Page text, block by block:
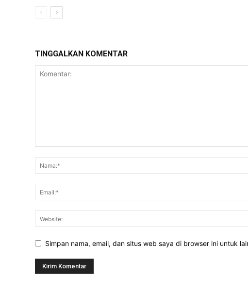
TINGGALKAN KOMENTAR
Simpan nama, email, dan situs web saya di browser ini untuk